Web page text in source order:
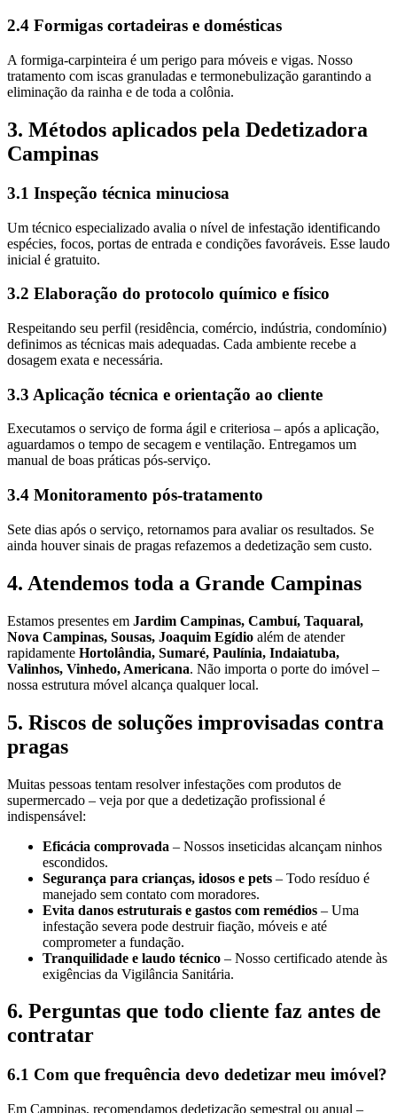
2.4 Formigas cortadeiras e domésticas
A formiga-carpinteira é um perigo para móveis e vigas. Nosso
tratamento com iscas granuladas e termonebulização garantindo a
eliminação da rainha e de toda a colônia.
3. Métodos aplicados pela Dedetizadora
Campinas
3.1 Inspeção técnica minuciosa
Um técnico especializado avalia o nível de infestação identificando
espécies, focos, portas de entrada e condições favoráveis. Esse laudo
inicial é gratuito.
3.2 Elaboração do protocolo químico e físico
Respeitando seu perfil (residência, comércio, indústria, condomínio)
definimos as técnicas mais adequadas. Cada ambiente recebe a
dosagem exata e necessária.
3.3 Aplicação técnica e orientação ao cliente
Executamos o serviço de forma ágil e criteriosa – após a aplicação,
aguardamos o tempo de secagem e ventilação. Entregamos um
manual de boas práticas pós-serviço.
3.4 Monitoramento pós-tratamento
Sete dias após o serviço, retornamos para avaliar os resultados. Se
ainda houver sinais de pragas refazemos a dedetização sem custo.
4. Atendemos toda a Grande Campinas
Estamos presentes em Jardim Campinas, Cambuí, Taquaral,
Nova Campinas, Sousas, Joaquim Egídio além de atender
rapidamente Hortolândia, Sumaré, Paulínia, Indaiatuba,
Valinhos, Vinhedo, Americana. Não importa o porte do imóvel –
nossa estrutura móvel alcança qualquer local.
5. Riscos de soluções improvisadas contra
pragas
Muitas pessoas tentam resolver infestações com produtos de
supermercado – veja por que a dedetização profissional é
indispensável:
Eficácia comprovada – Nossos inseticidas alcançam ninhos
escondidos.
Segurança para crianças, idosos e pets – Todo resíduo é
manejado sem contato com moradores.
Evita danos estruturais e gastos com remédios – Uma
infestação severa pode destruir fiação, móveis e até
comprometer a fundação.
Tranquilidade e laudo técnico – Nosso certificado atende às
exigências da Vigilância Sanitária.
6. Perguntas que todo cliente faz antes de
contratar
6.1 Com que frequência devo dedetizar meu imóvel?
Em Campinas, recomendamos dedetização semestral ou anual –